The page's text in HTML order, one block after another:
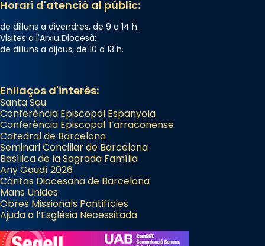
Horari d'atenció al públic:
de dilluns a divendres, de 9 a 14 h.
Visites a l'Arxiu Diocesà:
de dilluns a dijous, de 10 a 13 h.
Enllaços d'interès:
Santa Seu
Conferència Episcopal Espanyola
Conferència Episcopal Tarraconense
Catedral de Barcelona
Seminari Conciliar de Barcelona
Basílica de la Sagrada Família
Any Gaudí 2026
Càritas Diocesana de Barcelona
Mans Unides
Obres Missionals Pontifícies
Ajuda a l’Església Necessitada